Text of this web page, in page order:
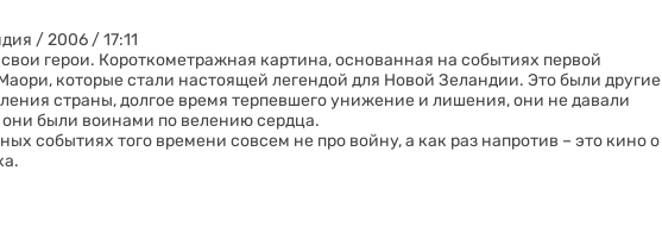
/ 2006 / 17:11
герои. Короткометражная картина, основанная на событиях первой
которые стали настоящей легендой для Новой Зеландии. Это были другие
страны, долгое время терпевшего унижение и лишения, они не давали
они были воинами по велению сердца.
событиях того времени совсем не про войну, а как раз напротив – это кино о